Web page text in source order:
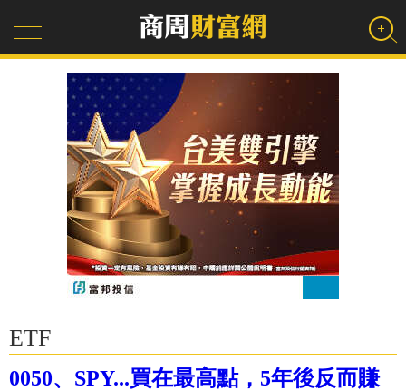
ETF
0050、SPY...買在最高點，5年後反而賺